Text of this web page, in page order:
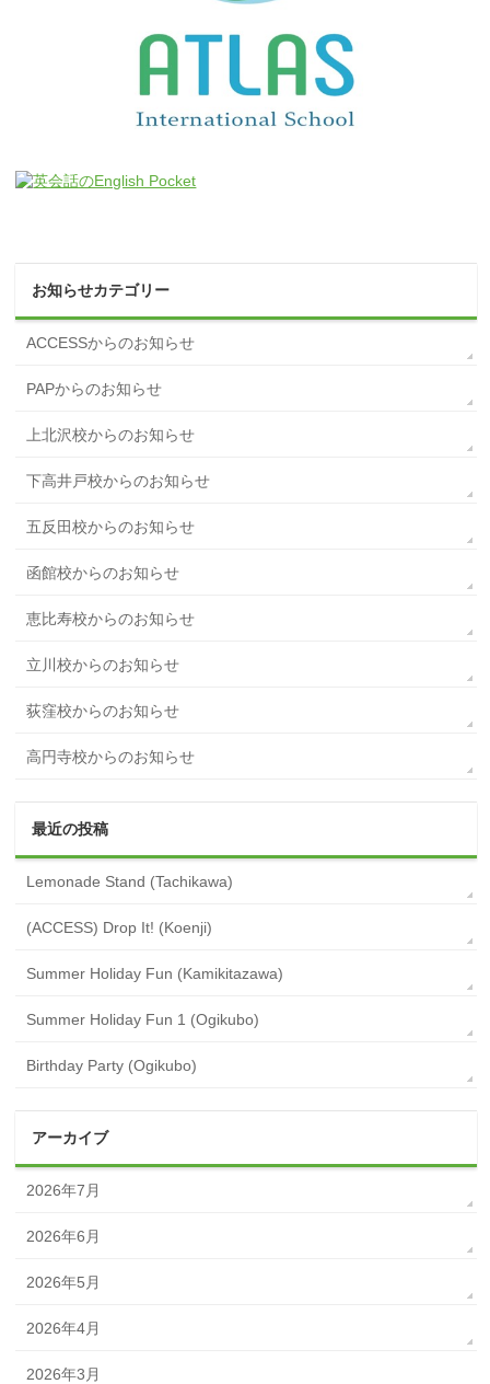
お知らせカテゴリー
ACCESSからのお知らせ
PAPからのお知らせ
上北沢校からのお知らせ
下高井戸校からのお知らせ
五反田校からのお知らせ
函館校からのお知らせ
恵比寿校からのお知らせ
立川校からのお知らせ
荻窪校からのお知らせ
高円寺校からのお知らせ
最近の投稿
Lemonade Stand (Tachikawa)
(ACCESS) Drop It! (Koenji)
Summer Holiday Fun (Kamikitazawa)
Summer Holiday Fun 1 (Ogikubo)
Birthday Party (Ogikubo)
アーカイブ
2026年7月
2026年6月
2026年5月
2026年4月
2026年3月